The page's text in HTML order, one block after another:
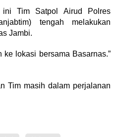
ini Tim Satpol Airud Polres
tengah melakukan
Jambi.
ke lokasi bersama Basarnas.”
Tim masih dalam perjalanan